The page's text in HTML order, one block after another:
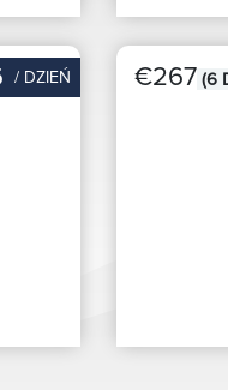
/ DZIEŃ €267 (6